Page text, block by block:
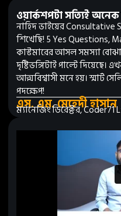
ওয়ার্কশপটা সত্যিই
নাহিদ ভাইয়ের
শিখেছি! 5 Yes Questions,
কাস্টমারের আসল সমস্যা
দৃষ্টিভঙ্গিটাই পাল্টে
আত্মবিশ্বাসী মনে হয়। স্মার্ট
পদক্ষেপ!
এস. এম. মেহেদী হাসান
ম্যানেজিং ডিরেক্টর, Coder71